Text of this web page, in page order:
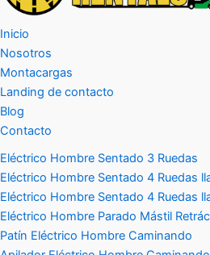
Inicio
Nosotros
Montacargas
Landing de contacto
Blog
Contacto
Eléctrico Hombre Sentado 3 Ruedas
Eléctrico Hombre Sentado 4 Ruedas
Eléctrico Hombre Sentado 4 Ruedas
Eléctrico Hombre Parado Mástil
Patín Eléctrico Hombre Caminando